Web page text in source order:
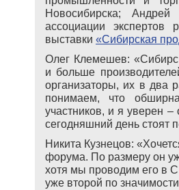
Новосибирска; Андрей
ассоциации экспертов
выставки «Сибирская
Олег Клемешев:
и больше
организаторы, их в
понимаем, что
участников, и я уверен
сегодняшний день стоят
Никита Кузнецов:
форума. По размеру он
хотя мы проводим его в
уже второй по